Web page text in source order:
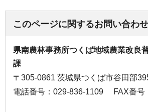
このページに関するお問い合わせ
県南農林事務所つくば地域農業改良
課
〒305-0861 茨城県つくば市谷田部
電話番号：029-836-1109
FAX番号